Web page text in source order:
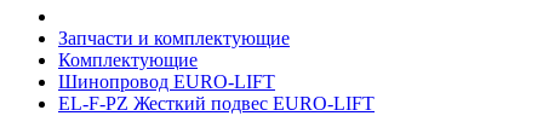
Запчасти и комплектующие
Комплектующие
Шинопровод EURO-LIFT
EL-F-PZ Жесткий подвес EURO-LIFT